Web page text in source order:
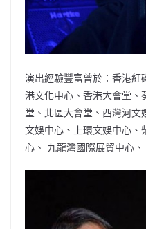
演出經驗豐富曾於：香港紅
港文化中心、香港大會堂、
堂、北區大會堂、西灣河
文娛中心、上環文娛中心、
心、 九龍灣國際展貿中心